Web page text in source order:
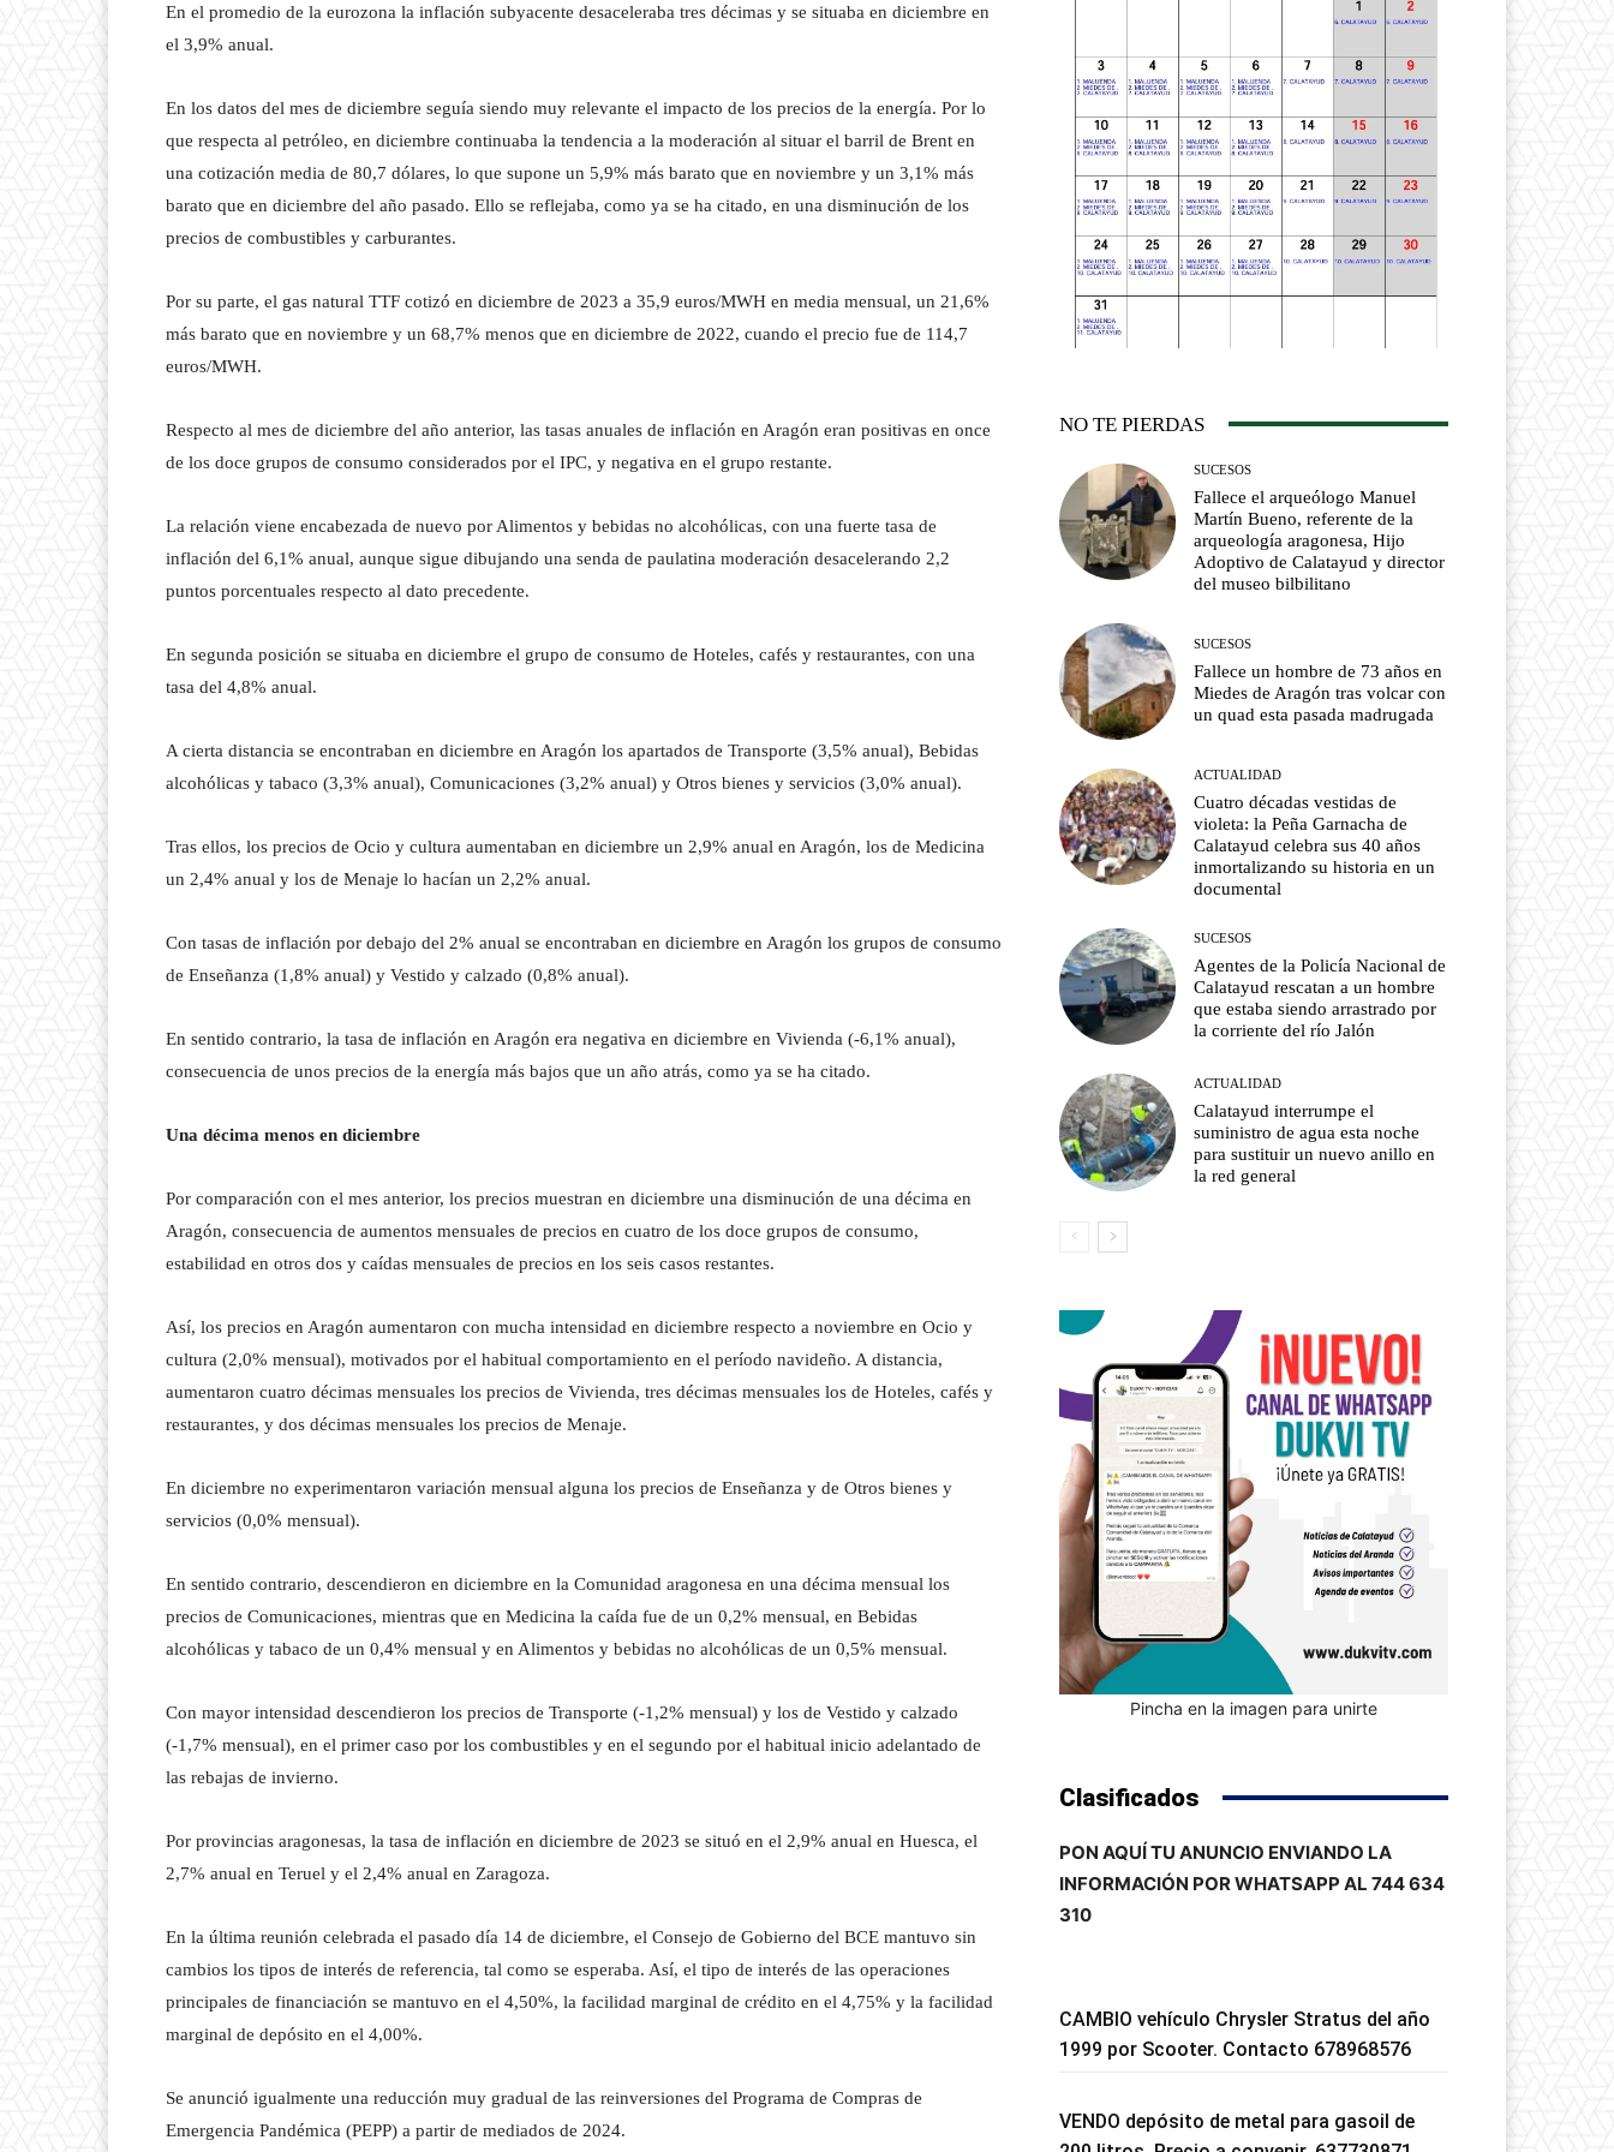
En el promedio de la eurozona la inflación subyacente desaceleraba tres décimas y se situaba en diciembre en
el 3,9% anual.
En los datos del mes de diciembre seguía siendo muy relevante el impacto de los precios de la energía. Por lo
que respecta al petróleo, en diciembre continuaba la tendencia a la moderación al situar el barril de Brent en
una cotización media de 80,7 dólares, lo que supone un 5,9% más barato que en noviembre y un 3,1% más
barato que en diciembre del año pasado. Ello se reflejaba, como ya se ha citado, en una disminución de los
precios de combustibles y carburantes.
Por su parte, el gas natural TTF cotizó en diciembre de 2023 a 35,9 euros/MWH en media mensual, un 21,6%
más barato que en noviembre y un 68,7% menos que en diciembre de 2022, cuando el precio fue de 114,7
euros/MWH.
Respecto al mes de diciembre del año anterior, las tasas anuales de inflación en Aragón eran positivas en once
de los doce grupos de consumo considerados por el IPC, y negativa en el grupo restante.
La relación viene encabezada de nuevo por Alimentos y bebidas no alcohólicas, con una fuerte tasa de
inflación del 6,1% anual, aunque sigue dibujando una senda de paulatina moderación desacelerando 2,2
puntos porcentuales respecto al dato precedente.
En segunda posición se situaba en diciembre el grupo de consumo de Hoteles, cafés y restaurantes, con una
tasa del 4,8% anual.
A cierta distancia se encontraban en diciembre en Aragón los apartados de Transporte (3,5% anual), Bebidas
alcohólicas y tabaco (3,3% anual), Comunicaciones (3,2% anual) y Otros bienes y servicios (3,0% anual).
Tras ellos, los precios de Ocio y cultura aumentaban en diciembre un 2,9% anual en Aragón, los de Medicina
un 2,4% anual y los de Menaje lo hacían un 2,2% anual.
Con tasas de inflación por debajo del 2% anual se encontraban en diciembre en Aragón los grupos de consumo
de Enseñanza (1,8% anual) y Vestido y calzado (0,8% anual).
En sentido contrario, la tasa de inflación en Aragón era negativa en diciembre en Vivienda (-6,1% anual),
consecuencia de unos precios de la energía más bajos que un año atrás, como ya se ha citado.
Una décima menos en diciembre
Por comparación con el mes anterior, los precios muestran en diciembre una disminución de una décima en
Aragón, consecuencia de aumentos mensuales de precios en cuatro de los doce grupos de consumo,
estabilidad en otros dos y caídas mensuales de precios en los seis casos restantes.
Así, los precios en Aragón aumentaron con mucha intensidad en diciembre respecto a noviembre en Ocio y
cultura (2,0% mensual), motivados por el habitual comportamiento en el período navideño. A distancia,
aumentaron cuatro décimas mensuales los precios de Vivienda, tres décimas mensuales los de Hoteles, cafés y
restaurantes, y dos décimas mensuales los precios de Menaje.
En diciembre no experimentaron variación mensual alguna los precios de Enseñanza y de Otros bienes y
servicios (0,0% mensual).
En sentido contrario, descendieron en diciembre en la Comunidad aragonesa en una décima mensual los
precios de Comunicaciones, mientras que en Medicina la caída fue de un 0,2% mensual, en Bebidas
alcohólicas y tabaco de un 0,4% mensual y en Alimentos y bebidas no alcohólicas de un 0,5% mensual.
Con mayor intensidad descendieron los precios de Transporte (-1,2% mensual) y los de Vestido y calzado
(-1,7% mensual), en el primer caso por los combustibles y en el segundo por el habitual inicio adelantado de
las rebajas de invierno.
Por provincias aragonesas, la tasa de inflación en diciembre de 2023 se situó en el 2,9% anual en Huesca, el
2,7% anual en Teruel y el 2,4% anual en Zaragoza.
En la última reunión celebrada el pasado día 14 de diciembre, el Consejo de Gobierno del BCE mantuvo sin
cambios los tipos de interés de referencia, tal como se esperaba. Así, el tipo de interés de las operaciones
principales de financiación se mantuvo en el 4,50%, la facilidad marginal de crédito en el 4,75% y la facilidad
marginal de depósito en el 4,00%.
Se anunció igualmente una reducción muy gradual de las reinversiones del Programa de Compras de
Emergencia Pandémica (PEPP) a partir de mediados de 2024.
NO TE PIERDAS
SUCESOS
Fallece el arqueólogo Manuel
Martín Bueno, referente de la
arqueología aragonesa, Hijo
Adoptivo de Calatayud y director
del museo bilbilitano
SUCESOS
Fallece un hombre de 73 años en
Miedes de Aragón tras volcar con
un quad esta pasada madrugada
ACTUALIDAD
Cuatro décadas vestidas de
violeta: la Peña Garnacha de
Calatayud celebra sus 40 años
inmortalizando su historia en un
documental
SUCESOS
Agentes de la Policía Nacional de
Calatayud rescatan a un hombre
que estaba siendo arrastrado por
la corriente del río Jalón
ACTUALIDAD
Calatayud interrumpe el
suministro de agua esta noche
para sustituir un nuevo anillo en
la red general
Pincha en la imagen para unirte
Clasificados
PON AQUÍ TU ANUNCIO ENVIANDO LA
INFORMACIÓN POR WHATSAPP AL 744 634
310
CAMBIO vehículo Chrysler Stratus del año
1999 por Scooter. Contacto 678968576
VENDO depósito de metal para gasoil de